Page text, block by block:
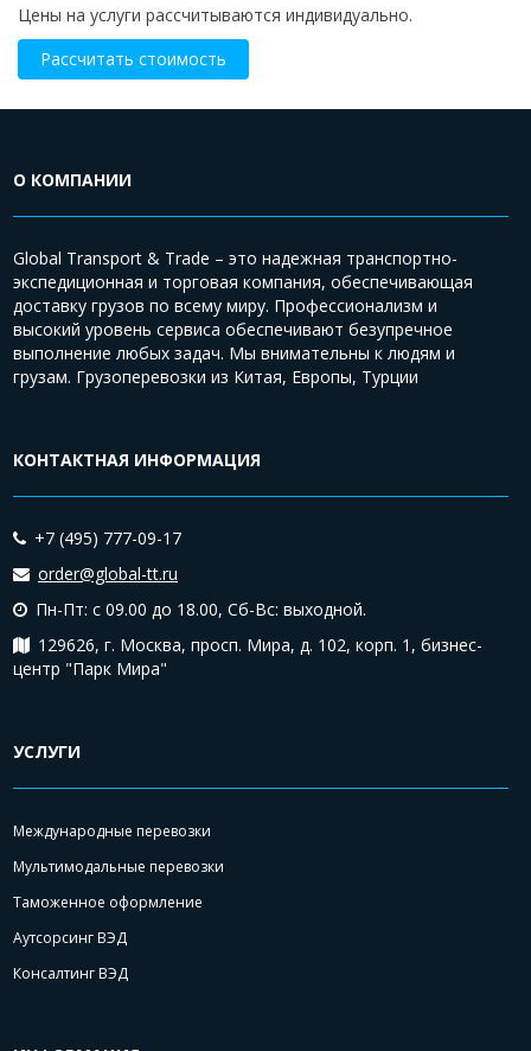
Цены на услуги рассчитываются индивидуально.
Рассчитать стоимость
О КОМПАНИИ
Global Transport & Trade – это надежная транспортно-
экспедиционная и торговая компания, обеспечивающая
доставку грузов по всему миру. Профессионализм и
высокий уровень сервиса обеспечивают безупречное
выполнение любых задач. Мы внимательны к людям и
грузам. Грузоперевозки из Китая, Европы, Турции
КОНТАКТНАЯ ИНФОРМАЦИЯ
+7 (495) 777-09-17
order@global-tt.ru
Пн-Пт: с 09.00 до 18.00, Сб-Вс: выходной.
129626, г. Москва, просп. Мира, д. 102, корп. 1, бизнес-
центр "Парк Мира"
УСЛУГИ
Международные перевозки
Мультимодальные перевозки
Таможенное оформление
Аутсорсинг ВЭД
Консалтинг ВЭД